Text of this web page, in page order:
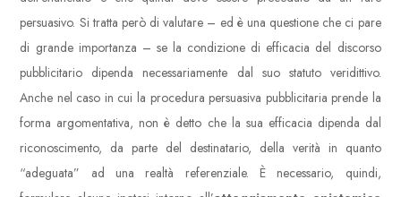
persuasivo. Si tratta però di valutare – ed è una questione che ci pare
di grande importanza – se la condizione di efficacia del discorso
pubblicitario dipenda necessariamente dal suo statuto veridittivo.
Anche nel caso in cui la procedura persuasiva pubblicitaria prende la
forma argomentativa, non è detto che la sua efficacia dipenda dal
riconoscimento, da parte del destinatario, della verità in quanto
“adeguata” ad una realtà referenziale. È necessario, quindi,